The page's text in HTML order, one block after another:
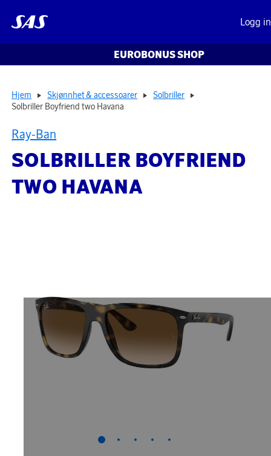
Logg in
EUROBONUS SHOP
Hjem Skjønnhet & accessoarer
Solbriller
Solbriller Boyfriend two Havana
Ray-Ban
SOLBRILLER BOYFRIEND
TWO HAVANA